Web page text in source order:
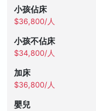
小孩佔床
$36,800/人
小孩不佔床
$34,800/人
加床
$36,800/人
嬰兒